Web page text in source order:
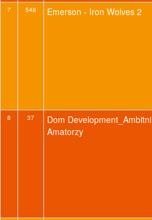
7 548 Emerson - Iron Wolves 2
8 37
Dom Development_Ambitni
Amatorzy